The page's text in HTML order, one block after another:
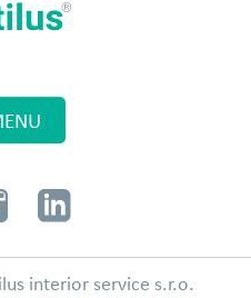
interior service s.r.o.